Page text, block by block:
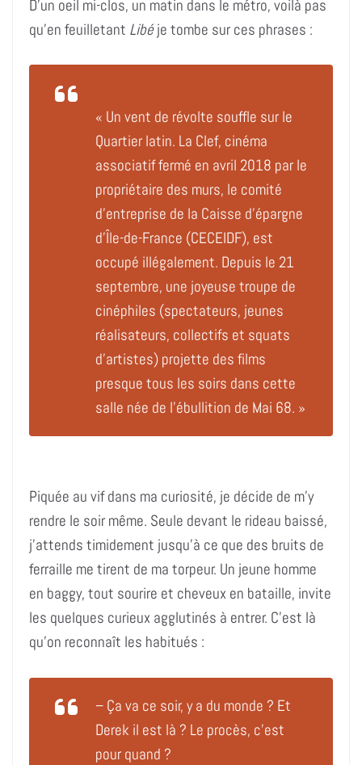
D’un oeil mi-clos, un matin dans le métro, voilà pas
qu’en feuilletant Libéje tombe sur ces phrases :
« Un vent de révolte souffle sur le
Quartier latin. La Clef, cinéma
associatif fermé en avril 2018 par le
propriétaire des murs, le comité
d’entreprise de la Caisse d’épargne
d’Île-de-France (CECEIDF), est
occupé illégalement. Depuis le 21
septembre, une joyeuse troupe de
cinéphiles (spectateurs, jeunes
réalisateurs, collectifs et squats
d’artistes) projette des films
presque tous les soirs dans cette
salle née de l’ébullition de Mai 68. »
Piquée au vif dans ma curiosité, je décide de m’y
rendre le soir même. Seule devant le rideau baissé,
j’attends timidement jusqu’à ce que des bruits de
ferraille me tirent de ma torpeur. Un jeune homme
en baggy, tout sourire et cheveux en bataille, invite
les quelques curieux agglutinés à entrer. C’est là
qu’on reconnaît les habitués :
– Ça va ce soir, y a du monde ? Et
Derek il est là ? Le procès, c’est
pour quand ?